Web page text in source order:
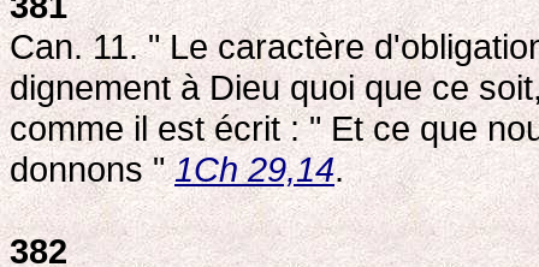
Can. 11. " Le caractère
dignement à Dieu quoi que ce
comme il est écrit : " Et ce que
donnons "1Ch 29,14.
382